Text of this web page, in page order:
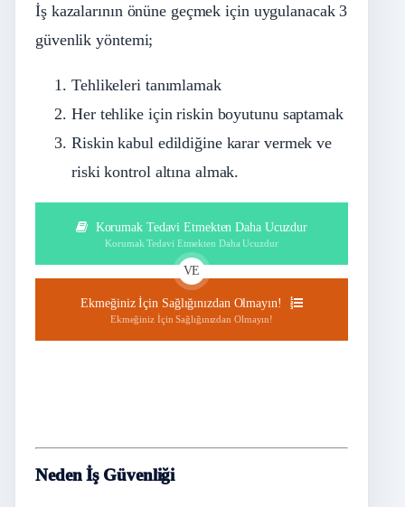
İş kazalarının önüne geçmek için uygulanacak 3
güvenlik yöntemi;
Tehlikeleri tanımlamak
Her tehlike için riskin boyutunu saptamak
Riskin kabul edildiğine karar vermek ve
riski kontrol altına almak.
Korumak Tedavi Etmekten Daha Ucuzdur
Korumak Tedavi Etmekten Daha Ucuzdur
VE
Ekmeğiniz İçin Sağlığınızdan Olmayın!
Ekmeğiniz İçin Sağlığınızdan Olmayın!
Neden İş Güvenliği